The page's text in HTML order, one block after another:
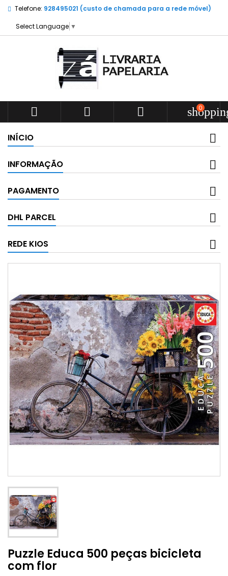
Telefone: 928495021 (custo de chamada para a rede móvel)
Select Language ▼
   0
INÍCIO
INFORMAÇÃO
PAGAMENTO
DHL PARCEL
REDE KIOS
Puzzle Educa 500 peças bicicleta
com flor